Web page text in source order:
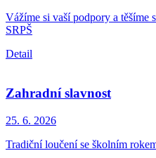
Vážíme si vaší podpory a těšíme
SRPŠ
Detail
Zahradní slavnost
25. 6. 2026
Tradiční loučení se školním